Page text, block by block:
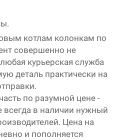
котлам колонкам по
совершенно не
курьерская служба
деталь практически на
по разумной цене -
всегда в наличии нужный
Цена на
и пополняется